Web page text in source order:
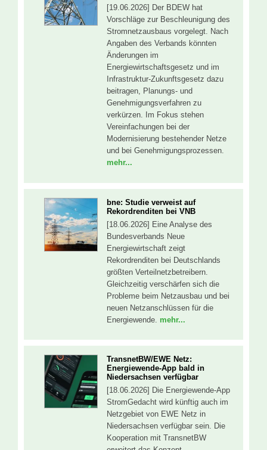
[19.06.2026] Der BDEW hat
Vorschläge zur Beschleunigung des
Stromnetzausbaus vorgelegt. Nach
Angaben des Verbands könnten
Änderungen im
Energiewirtschaftsgesetz und im
Infrastruktur-Zukunftsgesetz dazu
beitragen, Planungs- und
Genehmigungsverfahren zu
verkürzen. Im Fokus stehen
Vereinfachungen bei der
Modernisierung bestehender Netze
und bei Genehmigungsprozessen.
mehr...
bne: Studie verweist auf
Rekordrenditen bei VNB
[18.06.2026] Eine Analyse des
Bundesverbands Neue
Energiewirtschaft zeigt
Rekordrenditen bei Deutschlands
größten Verteilnetzbetreibern.
Gleichzeitig verschärfen sich die
Probleme beim Netzausbau und bei
neuen Netzanschlüssen für die
Energiewende. mehr...
TransnetBW/EWE Netz:
Energiewende-App bald in
Niedersachsen verfügbar
[18.06.2026] Die Energiewende-App
StromGedacht wird künftig auch im
Netzgebiet von EWE Netz in
Niedersachsen verfügbar sein. Die
Kooperation mit TransnetBW